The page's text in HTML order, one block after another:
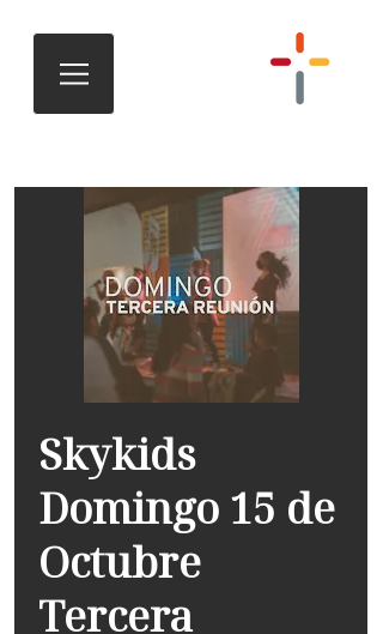
Skykids
Domingo 15 de
Octubre
Tercera